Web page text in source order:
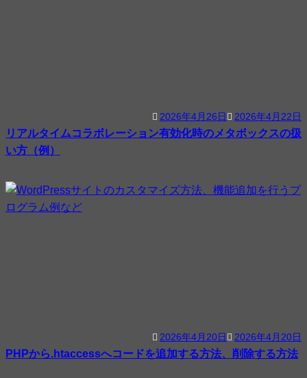
2026年4月26日 2026年4月22日
リアルタイムコラボレーション有効化時のメタボックスの扱
い方（例）
2026年4月20日 2026年4月20日
PHPから.htaccessへコードを追加する方法、削除する方法